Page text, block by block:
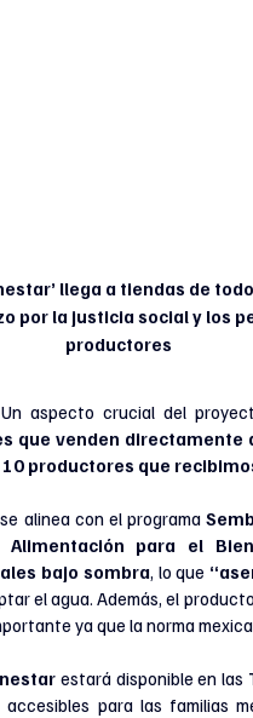
llega a tiendas de
por la justicia social y los
productores
aspecto crucial del
que venden directamente
10 productores que
alinea con el programa
para el
bajo sombra, lo que
el agua. Además, el
ya que la norma
estará disponible en las
para las familias